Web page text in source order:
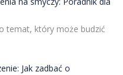
temat, który może budzić
Jak zadbać o